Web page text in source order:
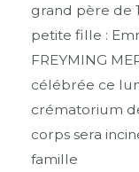
grand père de
petite fille :
FREYMING
célébrée ce
crématorium
corps sera
famille